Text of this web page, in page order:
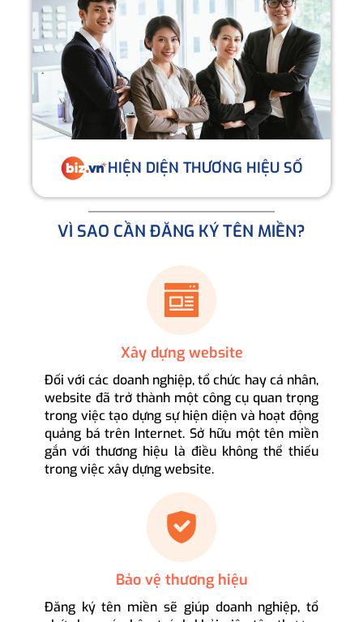
HIỆN DIỆN THƯƠNG HIỆU SỐ
VÌ SAO CẦN ĐĂNG KÝ TÊN MIỀN?
Xây dựng website
Đối với các doanh nghiệp, tổ chức hay cá nhân,
website đã trở thành một công cụ quan trọng
trong việc tạo dựng sự hiện diện và hoạt động
quảng bá trên Internet. Sở hữu một tên miền
gắn với thương hiệu là điều không thể thiếu
trong việc xây dựng website.
Bảo vệ thương hiệu
Đăng ký tên miền sẽ giúp doanh nghiệp, tổ